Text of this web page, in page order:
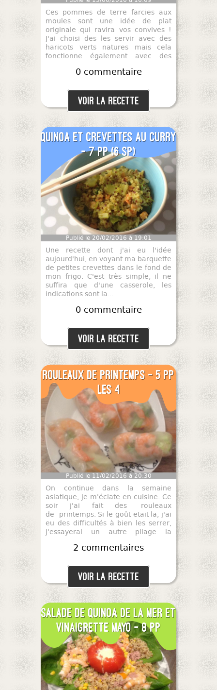
Ces pommes de terre farcies aux
moules sont une idée de plat
originale qui ravira vos convives !
J'ai choisi des les servir avec des
haricots verts natures mais cela
fonctionne également avec des
0 commentaire
Voir la recette
Quinoa et crevettes au curry
- 7 pp (6 SP)
Publié le 20/02/2016 à 19:01
Une recette dont j'ai eu l'idée
aujourd'hui, en voyant ma barquette
de petites crevettes dans le fond de
mon frigo. C'est très simple, il ne
suffira que d'une casserole, les
indications sont la...
0 commentaire
Voir la recette
Rouleaux de printemps - 5 pp
les 4
Publié le 11/02/2016 à 20:30
On continue dans la semaine
asiatique, je m'éclate en cuisine. Ce
soir j'ai fait des rouleaux
de printemps. Si le goût etait la, j'ai
eu des difficultés à bien les serrer,
j'essayerai un autre pliage la
voici la recette pour 8 beaux
Bon appetit !
2 commentaires
Voir la recette
Salade de quinoa de la mer et
vinaigrette mayo - 8 pp